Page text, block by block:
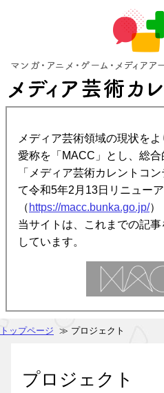
メディア芸術領域の現状を
愛称を「MACC」とし、総
「メディア芸術カレントコ
て令和5年2月13日リニュー
（ https://macc.bunka.go.jp/）
当サイトは、これまでの記
しています。
トップページ ≫ プロジェクト
プロジェクト